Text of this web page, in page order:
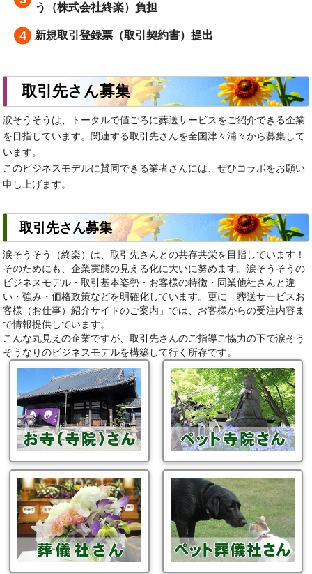
う（株式会社終楽）負担
新規取引登録票（取引契約書）提出
取引先さん募集
涙そうそうは、トータルで値ごろに葬送サービスをご紹介できる企業
を目指しています。関連する取引先さんを全国津々浦々から募集して
います。
このビジネスモデルに賛同できる業者さんには、ぜひコラボをお願い
申し上げます。
取引先さん募集
涙そうそう（終楽）は、取引先さんとの共存共栄を目指しています！
そのためにも、企業実態の見える化に大いに努めます。涙そうそうの
ビジネスモデル・取引基本姿勢・お客様の特徴・同業他社さんと違
い・強み・価格政策などを明確化しています。更に「葬送サービスお
客様（お仕事）紹介サイトのご案内」では、お客様からの受注内容ま
で情報提供しています。
こんな丸見えの企業ですが、取引先さんのご指導ご協力の下で涙そう
そうなりのビジネスモデルを構築して行く所存です。